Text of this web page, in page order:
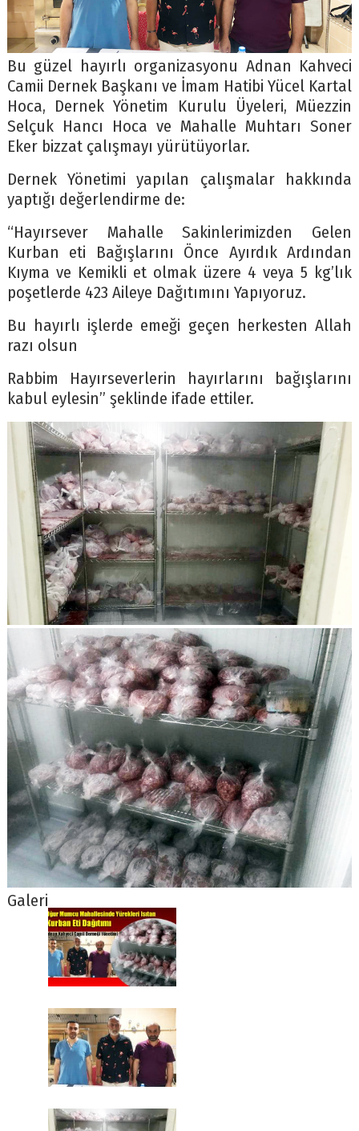
Bu güzel hayırlı organizasyonu Adnan Kahveci
Camii Dernek Başkanı ve İmam Hatibi Yücel Kartal
Hoca, Dernek Yönetim Kurulu Üyeleri, Müezzin
Selçuk Hancı Hoca ve Mahalle Muhtarı Soner
Eker bizzat çalışmayı yürütüyorlar.
Dernek Yönetimi yapılan çalışmalar hakkında
yaptığı değerlendirme de:
“Hayırsever Mahalle Sakinlerimizden Gelen
Kurban eti Bağışlarını Önce Ayırdık Ardından
Kıyma ve Kemikli et olmak üzere 4 veya 5 kg’lık
poşetlerde 423 Aileye Dağıtımını Yapıyoruz.
Bu hayırlı işlerde emeği geçen herkesten Allah
razı olsun
Rabbim Hayırseverlerin hayırlarını bağışlarını
kabul eylesin” şeklinde ifade ettiler.
Galeri